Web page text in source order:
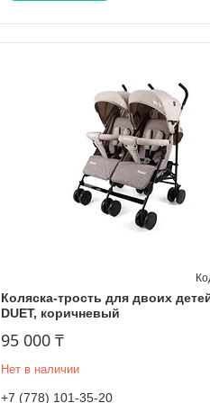
Коляска-трость для двоих
DUET, коричневый
95 000 ₸
Нет в наличии
+7 (778) 101-35-20